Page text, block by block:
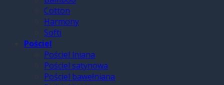
Cotton
Harmony
Softi
Pościel
Pościel lniana
Pościel satynowa
Pościel bawełniana